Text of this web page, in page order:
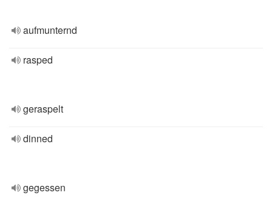
aufmunternd
rasped
geraspelt
dinned
gegessen